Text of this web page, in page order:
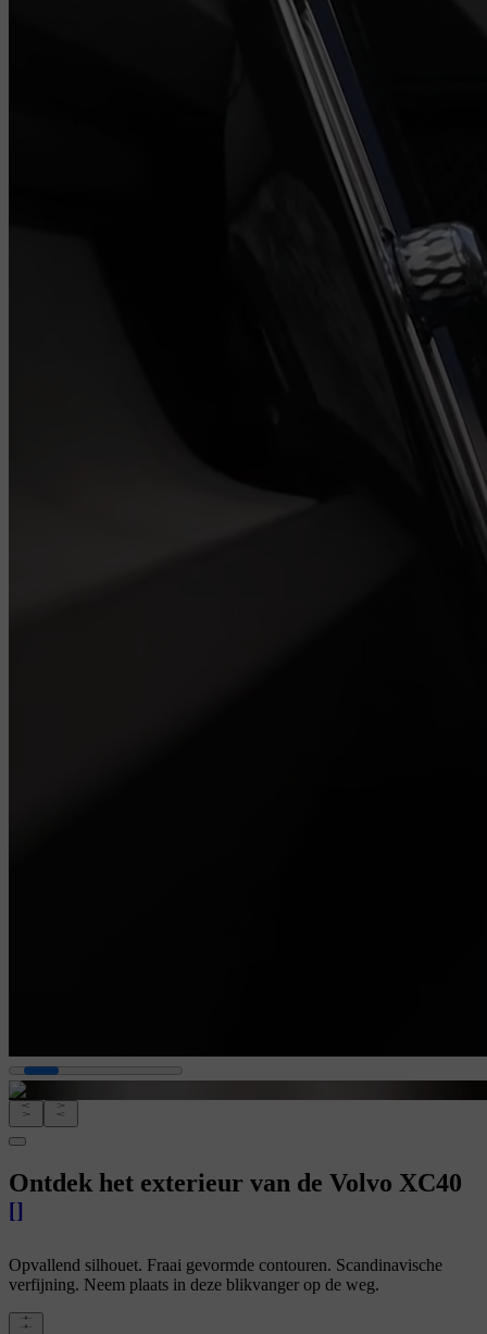
Ontdek het exterieur van de Volvo XC40
[]
Opvallend silhouet. Fraai gevormde contouren. Scandinavische
verfijning. Neem plaats in deze blikvanger op de weg.